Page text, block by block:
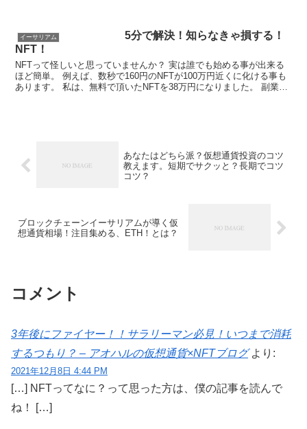
イーサリアム
5分で解決！知らなきゃ損する！
NFT！
NFTって怪しいと思っていませんか？ 実は誰でも始める事が出来る
ほど簡単。 例えば、数秒で160円のNFTが100万円近くに化ける事も
あります。 私は、無料で頂いたNFTを38万円になりました。 副業よ
あなたはどちら派？仮想通貨投資のコツ
教えます。短期でサクッと？長期でコツ
コツ？
ブロックチェーンイーサリアムが導く仮
想通貨相場！注目集める、ETH！とは？
コメント
3年後にファイヤー！！サラリーマン必見！いつまで消耗
するつもり？ – アオハルの仮想通貨×NFTブログ より:
2021年12月8日 4:44 PM
[…] NFTってなに？って思った方は、僕の記事を読んで
ね！ […]